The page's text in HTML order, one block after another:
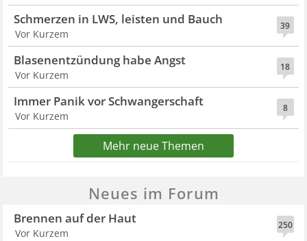
39
Schmerzen in LWS, leisten und Bauch
Vor Kurzem
18
Blasenentzündung habe Angst
Vor Kurzem
8
Immer Panik vor Schwangerschaft
Vor Kurzem
Mehr neue Themen
Neues im Forum
250
Brennen auf der Haut
Vor Kurzem